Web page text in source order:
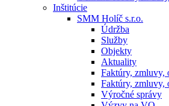
Inštitúcie
SMM Holíč s.r.o.
Údržba
Služby
Objekty
Aktuality
Faktúry, zmluvy,
Faktúry, zmluvy,
Výročné správy